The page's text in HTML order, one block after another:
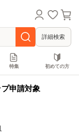
詳細検索
特集 初めての方
申請対象